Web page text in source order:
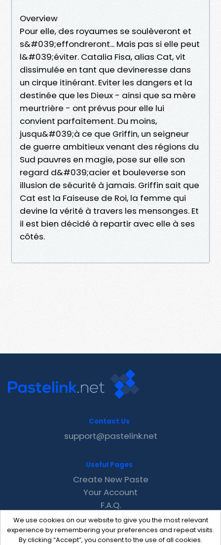
Overview
Pour elle, des royaumes se soulèveront et
s&#039;effondreront... Mais pas si elle peut
l&#039;éviter. Catalia Fisa, alias Cat, vit
dissimulée en tant que devineresse dans
un cirque itinérant. Eviter les dangers et la
destinée que les Dieux - ainsi que sa mère
meurtrière - ont prévus pour elle lui
convient parfaitement. Du moins,
jusqu&#039;à ce que Griffin, un seigneur
de guerre ambitieux venant des régions du
Sud pauvres en magie, pose sur elle son
regard d&#039;acier et bouleverse son
illusion de sécurité à jamais. Griffin sait que
Cat est la Faiseuse de Roi, la femme qui
devine la vérité à travers les mensonges. Et
il est bien décidé à repartir avec elle à ses
côtés.
We use cookies on our website to give you the most relevant
experience by remembering your preferences and repeat visits.
By clicking “Accept”, you consent to the use of all cookies.
Contact Us
support@pastelink.net
Useful Pages
Create New Paste
Your Account
F.A.Q.
Recent
Contact